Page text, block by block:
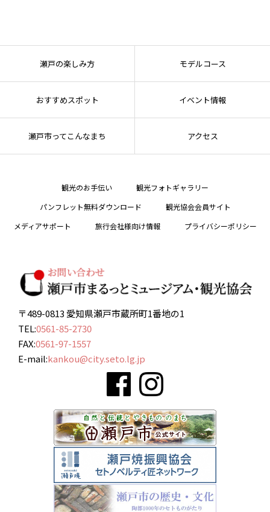
瀬戸の楽しみ方 モデルコース
おすすめスポット イベント情報
瀬戸市ってこんなまち アクセス
観光のお手伝い
観光フォトギャラリー
パンフレット無料ダウンロード
観光協会会員サイト
メディアサポート
旅行会社様向け情報 プライバシーポリシー
〒489-0813 愛知県瀬戸市蔵所町1番地の1
TEL:0561-85-2730
FAX:0561-97-1557
E-mail:kankou@city.seto.lg.jp